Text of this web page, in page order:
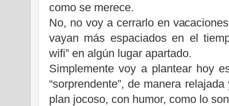
como se merece.
No, no voy a cerrarlo en
vayan más espaciados en el
wifi” en algún lugar apartado.
Simplemente voy a plantear hoy
“sorprendente”, de manera
plan jocoso, con humor, como lo